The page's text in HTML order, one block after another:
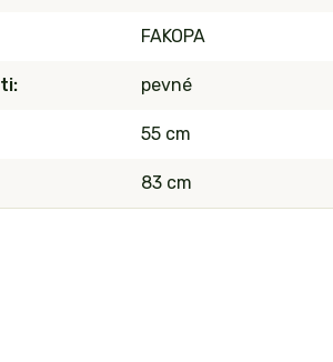
FAKOPA
pevné
55 cm
83 cm